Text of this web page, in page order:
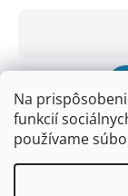
Na
funkcií
používame